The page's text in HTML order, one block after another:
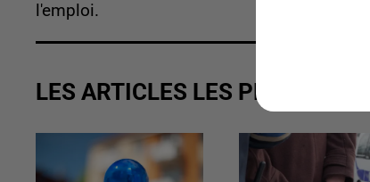
l'emploi.
LES ARTICLES LES PLUS VUS